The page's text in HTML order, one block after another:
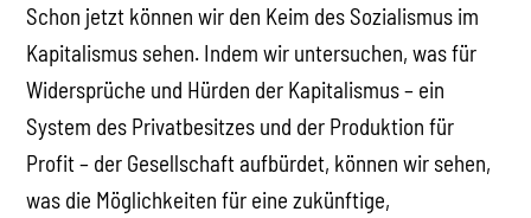
Schon jetzt können wir den Keim des Sozialismus im
Kapitalismus sehen. Indem wir untersuchen, was für
Widersprüche und Hürden der Kapitalismus – ein
System des Privatbesitzes und der Produktion für
Profit – der Gesellschaft aufbürdet, können wir sehen,
was die Möglichkeiten für eine zukünftige,